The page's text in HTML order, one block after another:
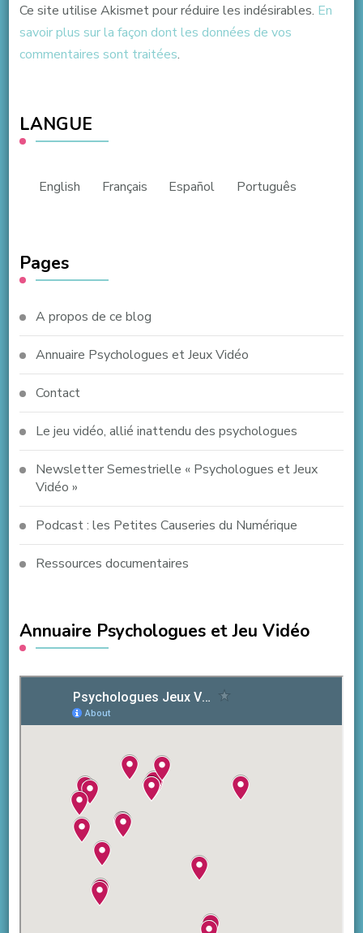
Ce site utilise Akismet pour réduire les indésirables. En
savoir plus sur la façon dont les données de vos
commentaires sont traitées.
LANGUE
English Français Español Português
Pages
A propos de ce blog
Annuaire Psychologues et Jeux Vidéo
Contact
Le jeu vidéo, allié inattendu des psychologues
Newsletter Semestrielle « Psychologues et Jeux
Vidéo »
Podcast : les Petites Causeries du Numérique
Ressources documentaires
Annuaire Psychologues et Jeu Vidéo